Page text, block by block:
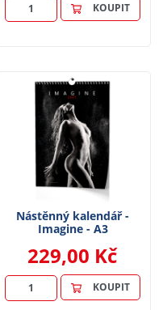
KOUPIT
Nástěnný kalendář -
Imagine - A3
229,00 Kč
KOUPIT